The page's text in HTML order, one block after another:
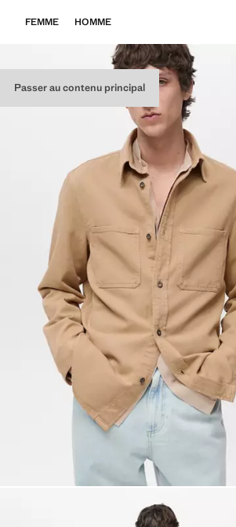
Passer au contenu principal
FEMME HOMME